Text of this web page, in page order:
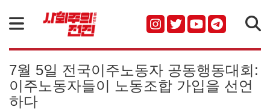
7월 5일 전국이주노동자 공동행동대회:
이주노동자들이 노동조합 가입을 선언
하다